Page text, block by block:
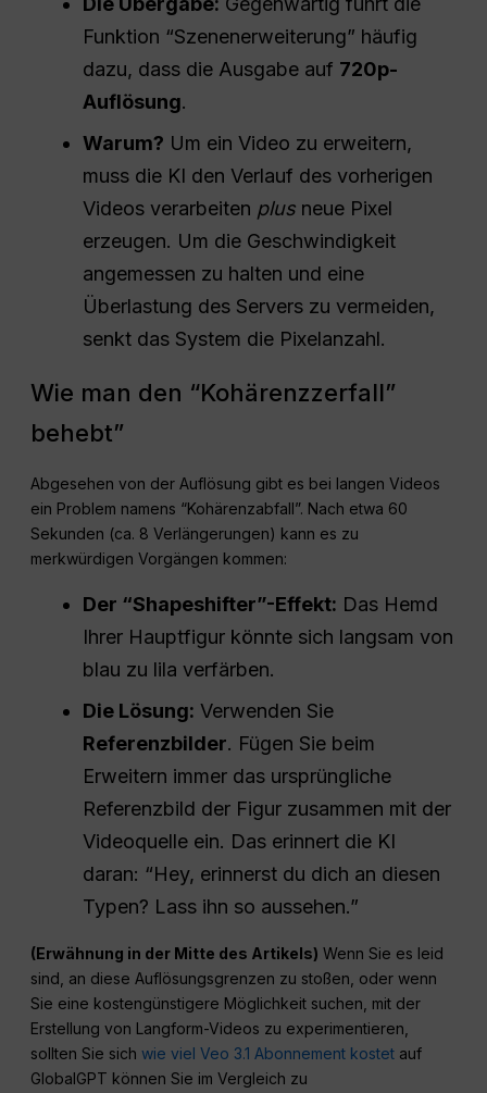
Funktion “Szenenerweiterung” häufig
dazu, dass die Ausgabe auf 720p-
Auflösung.
Warum? Um ein Video zu erweitern,
muss die KI den Verlauf des vorherigen
Videos verarbeiten plus neue Pixel
erzeugen. Um die Geschwindigkeit
angemessen zu halten und eine
Überlastung des Servers zu vermeiden,
senkt das System die Pixelanzahl.
Wie man den “Kohärenzzerfall”
behebt”
Abgesehen von der Auflösung gibt es bei langen Videos
ein Problem namens “Kohärenzabfall”. Nach etwa 60
Sekunden (ca. 8 Verlängerungen) kann es zu
merkwürdigen Vorgängen kommen:
Der “Shapeshifter”-Effekt: Das Hemd
Ihrer Hauptfigur könnte sich langsam von
blau zu lila verfärben.
Die Lösung: Verwenden Sie
Referenzbilder. Fügen Sie beim
Erweitern immer das ursprüngliche
Referenzbild der Figur zusammen mit der
Videoquelle ein. Das erinnert die KI
daran: “Hey, erinnerst du dich an diesen
Typen? Lass ihn so aussehen.”
(Erwähnung in der Mitte des Artikels) Wenn Sie es leid
sind, an diese Auflösungsgrenzen zu stoßen, oder wenn
Sie eine kostengünstigere Möglichkeit suchen, mit der
Erstellung von Langform-Videos zu experimentieren,
sollten Sie sichwie viel Veo 3.1 Abonnement kostet auf
GlobalGPT können Sie im Vergleich zu